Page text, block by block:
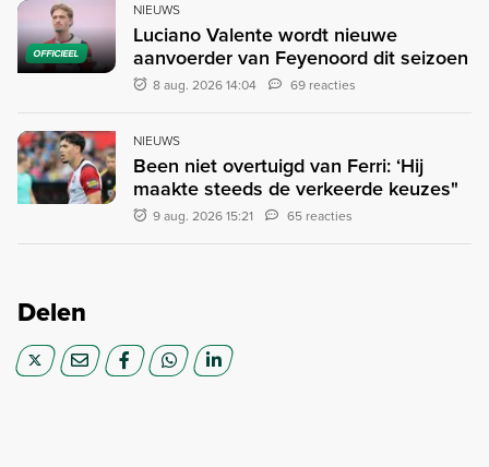
OFFICIEEL
NIEUWS
Luciano Valente wordt nieuwe
aanvoerder van Feyenoord dit seizoen
8 aug. 2026 14:04 69 reacties
NIEUWS
Been niet overtuigd van Ferri: ‘Hij
maakte steeds de verkeerde keuzes"
9 aug. 2026 15:21 65 reacties
Delen